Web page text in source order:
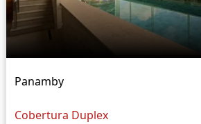
Panamby
Cobertura Duplex